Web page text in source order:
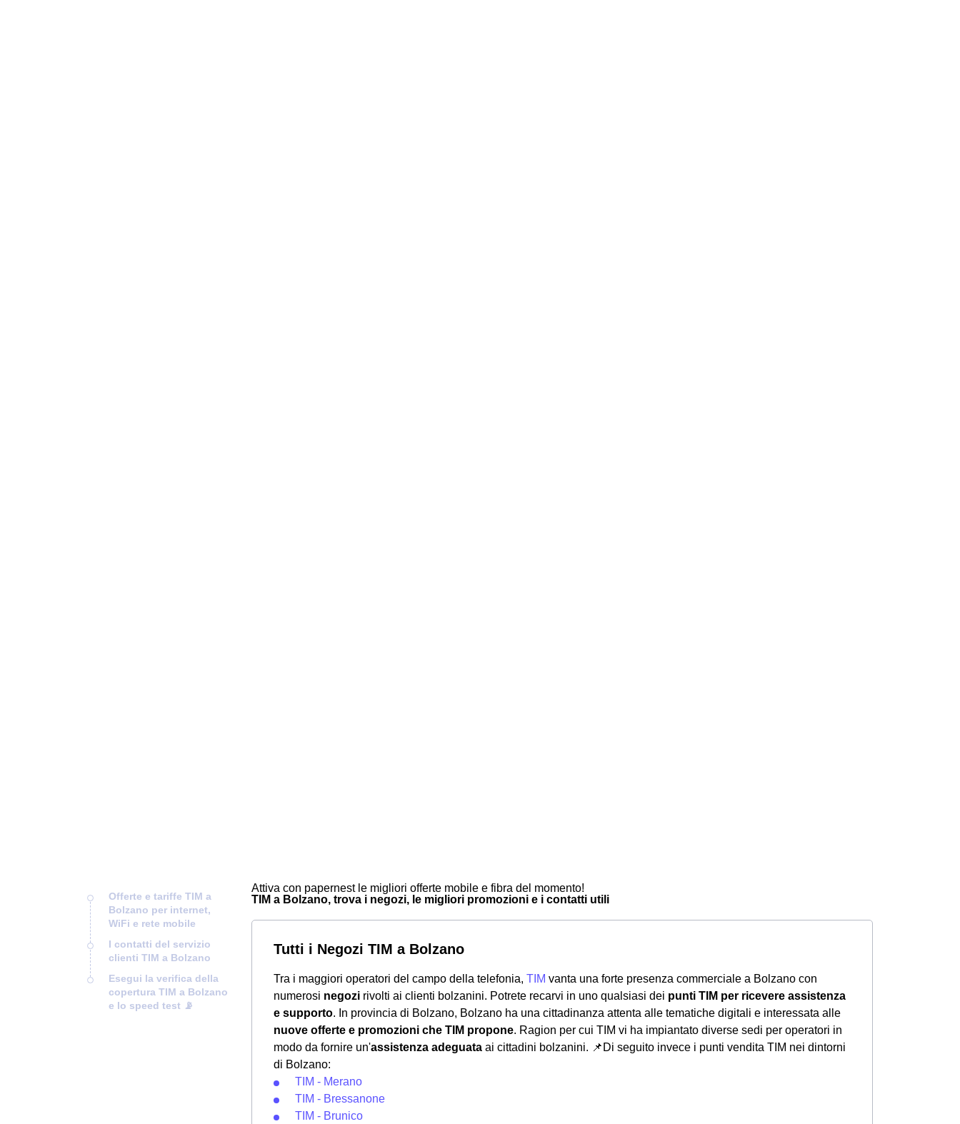
Offerte e tariffe TIM a
Bolzano per internet,
WiFi e rete mobile
I contatti del servizio
clienti TIM a Bolzano
Esegui la verifica della
copertura TIM a Bolzano
e lo speed test 📡
Attiva con papernest le migliori offerte mobile e fibra del momento!
TIM a Bolzano, trova i negozi, le migliori promozioni e i contatti utili
Tutti i Negozi TIM a Bolzano
Tra i maggiori operatori del campo della telefonia, TIM vanta una forte presenza commerciale a Bolzano con
numerosi negozi rivolti ai clienti bolzanini. Potrete recarvi in uno qualsiasi dei punti TIM per ricevere assistenza
e supporto. In provincia di Bolzano, Bolzano ha una cittadinanza attenta alle tematiche digitali e interessata alle
nuove offerte e promozioni che TIM propone. Ragion per cui TIM vi ha impiantato diverse sedi per operatori in
modo da fornire un'assistenza adeguata ai cittadini bolzanini. 📌Di seguito invece i punti vendita TIM nei dintorni
di Bolzano:
TIM - Merano
TIM - Bressanone
TIM - Brunico